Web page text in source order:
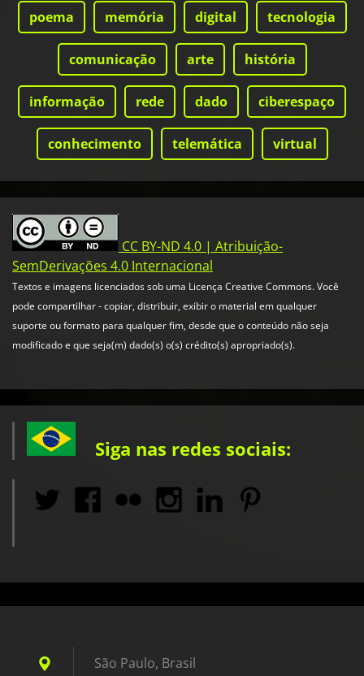
poema memória digital tecnologia
comunicação arte história
informação rede dado ciberespaço
conhecimento telemática virtual
CC BY-ND 4.0 | Atribuição-
SemDerivações 4.0 Internacional
Textos e imagens licenciados sob uma Licença Creative Commons. Você
pode compartilhar - copiar, distribuir, exibir o material em qualquer
suporte ou formato para qualquer fim, desde que o conteúdo não seja
modificado e que seja(m) dado(s) o(s) crédito(s) apropriado(s).
Siga nas redes sociais:
São Paulo, Brasil